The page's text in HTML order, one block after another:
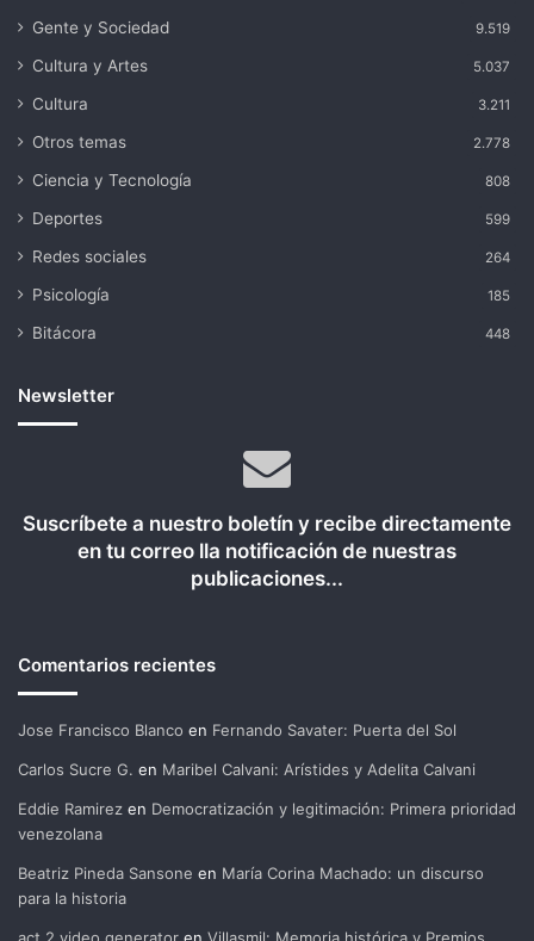
Gente y Sociedad 9.519
Cultura y Artes 5.037
Cultura 3.211
Otros temas 2.778
Ciencia y Tecnología 808
Deportes 599
Redes sociales 264
Psicología 185
Bitácora 448
Newsletter
Suscríbete a nuestro boletín y recibe directamente
en tu correo lla notificación de nuestras
publicaciones...
Comentarios recientes
Jose Francisco Blanco en Fernando Savater: Puerta del Sol
Carlos Sucre G. en Maribel Calvani: Arístides y Adelita Calvani
Eddie Ramirez en Democratización y legitimación: Primera prioridad
venezolana
Beatriz Pineda Sansone en María Corina Machado: un discurso
para la historia